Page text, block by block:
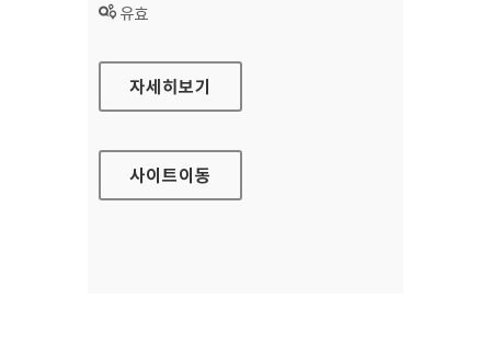
상태 :
유효
규제정보포털
자세히보기
사이트이동